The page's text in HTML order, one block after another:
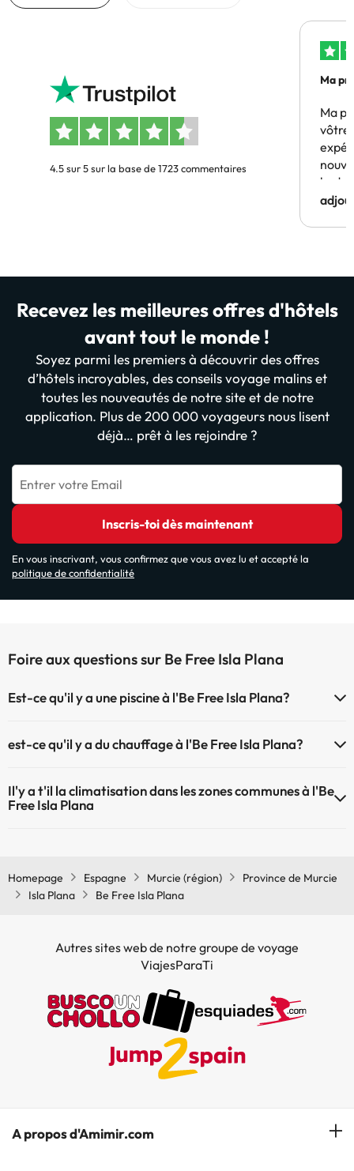
4.5 sur 5 sur la base de 1723 commentaires
Ma
Ma
vôtre
Recevez les meilleures offres d'hôtels
avant tout le monde !
Soyez parmi les premiers à découvrir des offres
d’hôtels incroyables, des conseils voyage malins et
toutes les nouveautés de notre site et de notre
application. Plus de 200 000 voyageurs nous lisent
déjà… prêt à les rejoindre ?
Entrer votre Email
Inscris-toi dès maintenant
En vous inscrivant, vous confirmez que vous avez lu et accepté la
politique de confidentialité
Foire aux questions sur Be Free Isla Plana
Est-ce qu'il y a une piscine à l'Be Free Isla Plana?
plus d'info sur la piscine et d'autres installations.
est-ce qu'il y a du chauffage à l'Be Free Isla Plana?
communes
Il'y a t'il la climatisation dans les zones communes à l'Be
Free Isla Plana
Homepage Espagne Murcie (région)
Province de Murcie
Isla Plana
Be Free Isla Plana
Autres sites web de notre groupe de voyage
ViajesParaTi
A propos d'Amimir.com